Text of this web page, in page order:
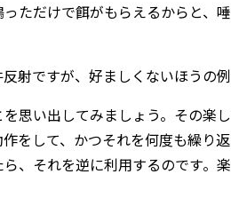
ただけで餌がもらえるからと、
ですが、好ましくないほうの例
思い出してみましょう。その楽
をして、かつそれを何度も繰り返
、それを逆に利用するのです。